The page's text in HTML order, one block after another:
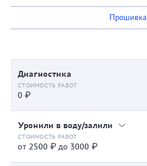
Прошивка
Диагностика
0 ₽
Уронили в воду/залили
от 2500 ₽ до 3000 ₽